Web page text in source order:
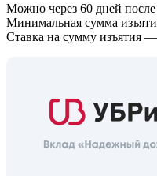
Можно через 60 дней после
Минимальная сумма
Ставка на сумму изъятия